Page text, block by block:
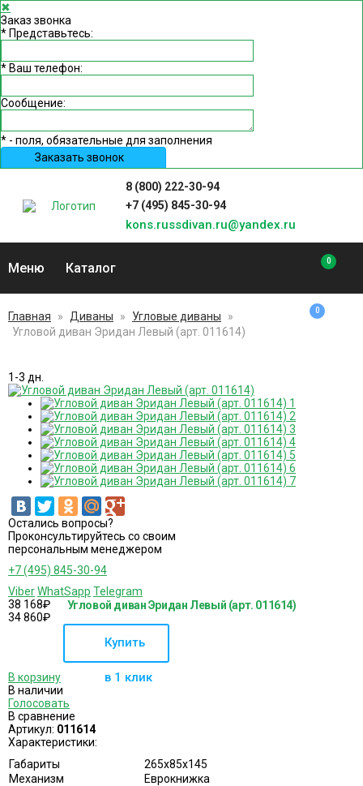
✖
Заказ звонка
* Представьтесь:
* Ваш телефон:
Сообщение:
* - поля, обязательные для заполнения
Заказать звонок
8 (800) 222-30-94
+7 (495) 845-30-94
kons.russdivan.ru@yandex.ru
Меню Каталог 0
0
Главная » Диваны » Угловые диваны
»
Угловой диван Эридан Левый (арт. 011614)
1-3 дн.
Остались вопросы?
Проконсультируйтесь со своим
персональным менеджером
+7 (495) 845-30-94
ViberWhatSapp Telegram
Угловой диван Эридан Левый (арт. 011614)
38 168₽
34 860₽
В корзину
Купить
в 1 клик
В наличии
Голосовать
В сравнение
Артикул: 011614
Характеристики:
Габариты
265х85х145
Механизм
Еврокнижка